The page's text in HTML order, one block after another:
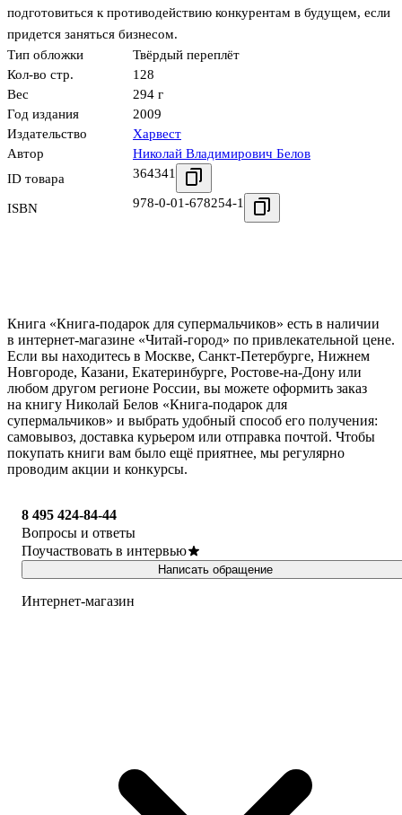
подготовиться к противодействию конкурентам в будущем, если
придется заняться бизнесом.
Тип обложки
Твёрдый переплёт
Кол-во стр.
128
Вес
294 г
Год издания
2009
Издательство
Харвест
Автор
Николай Владимирович Белов
ID товара
364341
ISBN 978-0-01-678254-1
Книга «Книга-подарок для супермальчиков» есть в наличии
в интернет-магазине «Читай-город» по привлекательной цене.
Если вы находитесь в Москве, Санкт-Петербурге, Нижнем
Новгороде, Казани, Екатеринбурге, Ростове-на-Дону или
любом другом регионе России, вы можете оформить заказ
на книгу Николай Белов «Книга-подарок для
супермальчиков» и выбрать удобный способ его получения:
самовывоз, доставка курьером или отправка почтой. Чтобы
покупать книги вам было ещё приятнее, мы регулярно
проводим акции и конкурсы.
8 495 424-84-44
Вопросы и ответы
Поучаствовать в интервью
Написать обращение
Интернет-магазин